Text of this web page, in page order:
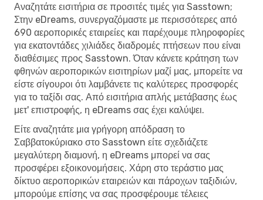
Αναζητάτε εισιτήρια σε προσιτές τιμές για Sasstown;
Στην eDreams, συνεργαζόμαστε με περισσότερες από
690 αεροπορικές εταιρείες και παρέχουμε πληροφορίες
για εκατοντάδες χιλιάδες διαδρομές πτήσεων που είναι
διαθέσιμες προς Sasstown. Όταν κάνετε κράτηση των
φθηνών αεροπορικών εισιτηρίων μαζί μας, μπορείτε να
είστε σίγουροι ότι λαμβάνετε τις καλύτερες προσφορές
για το ταξίδι σας. Από εισιτήρια απλής μετάβασης έως
μετ' επιστροφής, η eDreams σας έχει καλύψει.
Είτε αναζητάτε μια γρήγορη απόδραση το
Σαββατοκύριακο στο Sasstown είτε σχεδιάζετε
μεγαλύτερη διαμονή, η eDreams μπορεί να σας
προσφέρει εξοικονομήσεις. Χάρη στο τεράστιο μας
δίκτυο αεροπορικών εταιρειών και πάροχων ταξιδιών,
μπορούμε επίσης να σας προσφέρουμε τέλειες